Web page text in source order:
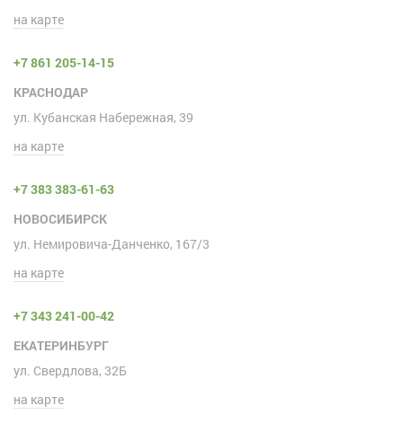
на карте
+7 861 205-14-15
КРАСНОДАР
ул. Кубанская Набережная, 39
на карте
+7 383 383-61-63
НОВОСИБИРСК
ул. Немировича-Данченко, 167/3
на карте
+7 343 241-00-42
ЕКАТЕРИНБУРГ
ул. Свердлова, 32Б
на карте